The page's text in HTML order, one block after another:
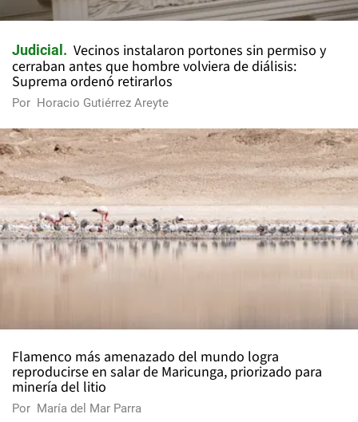
Judicial
Vecinos instalaron portones sin permiso y
cerraban antes que hombre volviera de diálisis:
Suprema ordenó retirarlos
Por Horacio Gutiérrez Areyte
Flamenco más amenazado del mundo logra
reproducirse en salar de Maricunga, priorizado para
minería del litio
Por María del Mar Parra